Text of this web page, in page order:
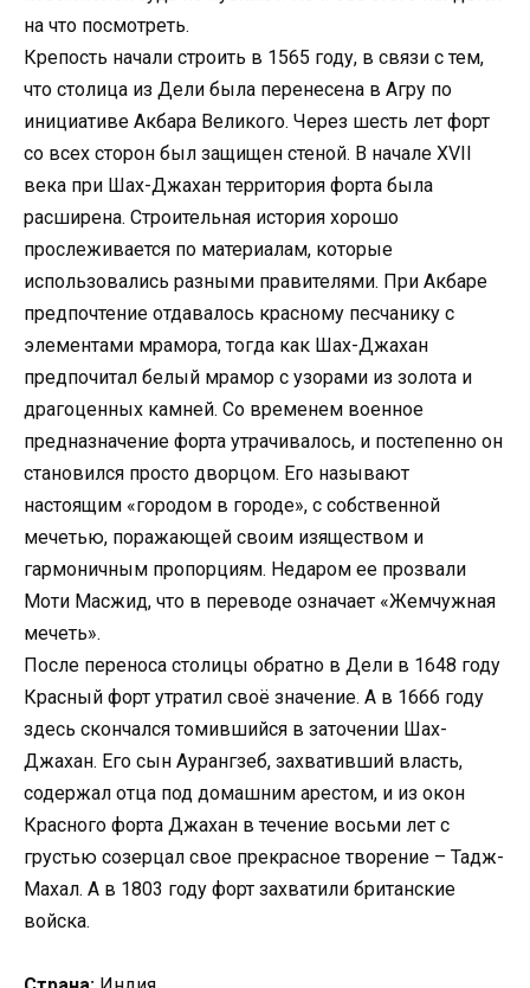
на что посмотреть.
Крепость начали строить в 1565 году, в связи с тем,
что столица из Дели была перенесена в Агру по
инициативе Акбара Великого. Через шесть лет форт
со всех сторон был защищен стеной. В начале XVII
века при Шах-Джахан территория форта была
расширена. Строительная история хорошо
прослеживается по материалам, которые
использовались разными правителями. При Акбаре
предпочтение отдавалось красному песчанику с
элементами мрамора, тогда как Шах-Джахан
предпочитал белый мрамор с узорами из золота и
драгоценных камней. Со временем военное
предназначение форта утрачивалось, и постепенно он
становился просто дворцом. Его называют
настоящим «городом в городе», с собственной
мечетью, поражающей своим изяществом и
гармоничным пропорциям. Недаром ее прозвали
Моти Масжид, что в переводе означает «Жемчужная
мечеть».
После переноса столицы обратно в Дели в 1648 году
Красный форт утратил своё значение. А в 1666 году
здесь скончался томившийся в заточении Шах-
Джахан. Его сын Аурангзеб, захвативший власть,
содержал отца под домашним арестом, и из окон
Красного форта Джахан в течение восьми лет с
грустью созерцал свое прекрасное творение – Тадж-
Махал. А в 1803 году форт захватили британские
войска.